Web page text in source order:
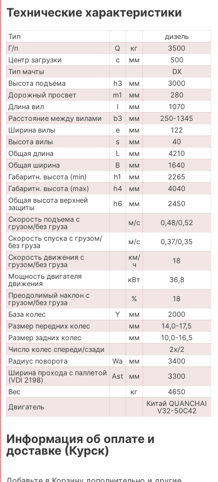
Технические характеристики
Тип
дизель
Г/п
Q кг
3500
Центр загрузки
c мм
500
Тип мачты
DX
Высота подъема
h3 мм
3000
Дорожный просвет
m1 мм
280
Длина вил
l мм
1070
Расстояние между вилами
b3 мм
250-1345
Ширина вилы
e мм
122
Высота вилы
s мм
40
Общая длина
L мм
4210
Общая ширина
B мм
1640
Габаритн. высота (min)
h1 мм
2265
Габаритн. высота (max)
h4 мм
4040
Общая высота верхней
защиты
h6 мм
2450
Скорость подъема с
грузом/без груза
м/с
0,48/0,52
Скорость спуска с грузом/
без груза
м/с
0,37/0,35
Скорость движения с
грузом/без груза
км/
ч
18
Мощность двигателя
движения
кВт
36,8
Преодолимый наклон с
грузом/без груза
%
18
База колес
Y мм
2000
Размер передних колес
мм
14,0-17,5
Размер задних колес
мм
10,0-16,5
Число колес спереди/сзади
2x/2
Радиус поворота
Wa мм
3400
Ширина прохода с паллетой
(VDI 2198)
Ast мм
3300
Вес
кг
4650
Двигатель
Китай QUANCHAI
V32-50C42
Информация об оплате и
доставке (Курск)